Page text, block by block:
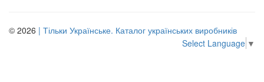
© 2026 | Тільки Українське. Каталог українських виробників
Select Language ▼